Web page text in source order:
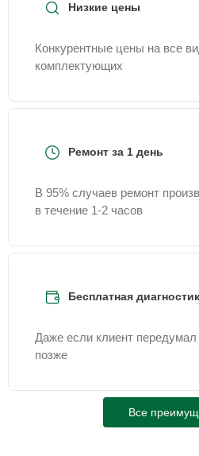
Низкие цены
Конкурентные цены на все
комплектующих
Ремонт за 1 день
В 95% случаев ремонт
в течение 1-2 часов
Бесплатная
Даже если клиент
позже
Все